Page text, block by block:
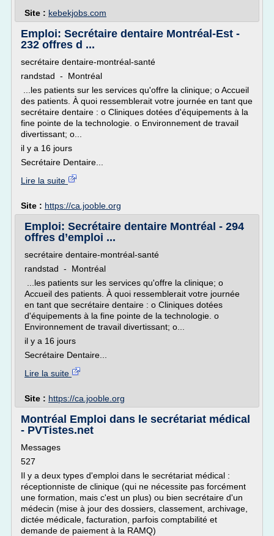
Site : kebekjobs.com
Emploi: Secrétaire dentaire Montréal-Est -
232 offres d ...
secrétaire dentaire-montréal-santé
randstad - Montréal
...les patients sur les services qu'offre la clinique; o Accueil
des patients. À quoi ressemblerait votre journée en tant que
secrétaire dentaire : o Cliniques dotées d'équipements à la
fine pointe de la technologie. o Environnement de travail
divertissant; o...
il y a 16 jours
Secrétaire Dentaire...
Lire la suite
Site : https://ca.jooble.org
Emploi: Secrétaire dentaire Montréal - 294
offres d’emploi ...
secrétaire dentaire-montréal-santé
randstad - Montréal
...les patients sur les services qu'offre la clinique; o
Accueil des patients. À quoi ressemblerait votre journée
en tant que secrétaire dentaire : o Cliniques dotées
d'équipements à la fine pointe de la technologie. o
Environnement de travail divertissant; o...
il y a 16 jours
Secrétaire Dentaire...
Lire la suite
Site : https://ca.jooble.org
Montréal Emploi dans le secrétariat médical
- PVTistes.net
Messages
527
Il y a deux types d'emploi dans le secrétariat médical :
réceptionniste de clinique (qui ne nécessite pas forcément
une formation, mais c'est un plus) ou bien secrétaire d'un
médecin (mise à jour des dossiers, classement, archivage,
dictée médicale, facturation, parfois comptabilité et
demande de paiement à la RAMQ)